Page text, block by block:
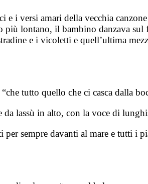
i versi amari della vecchia
lontano, il bambino danzava
e i vicoletti e quell’ultima
tutto quello che ci casca dalla
lassù in alto, con la voce di
sempre davanti al mare e tutti i